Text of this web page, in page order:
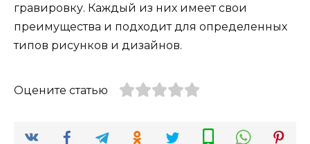
гравировку. Каждый из них имеет свои
преимущества и подходит для определенных
типов рисунков и дизайнов.
Оцените статью